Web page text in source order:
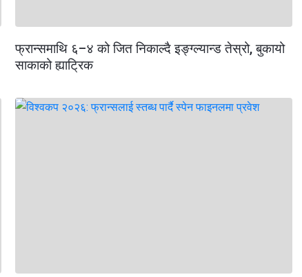
फ्रान्समाथि ६–४ को जित निकाल्दै इङ्ग्ल्यान्ड तेस्रो, बुकायो
साकाको ह्याट्रिक